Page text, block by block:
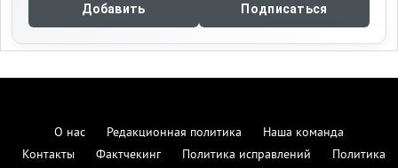
Добавить Подписаться
О нас Редакционная политика
Наша команда
Контакты
Фактчекинг Политика исправлений
Политика